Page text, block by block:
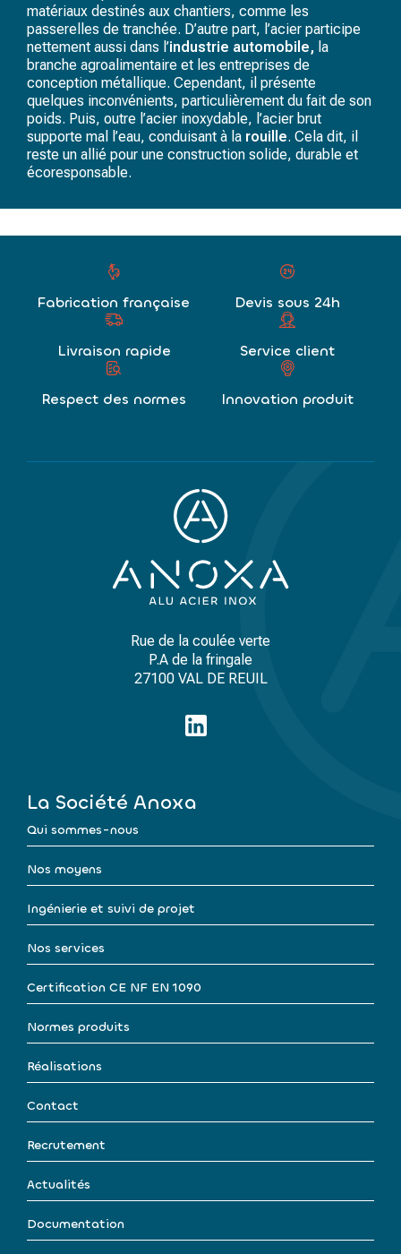
matériaux destinés aux chantiers, comme les
passerelles de tranchée. D’autre part, l’acier participe
nettement aussi dans l’industrie automobile, la
branche agroalimentaire et les entreprises de
conception métallique. Cependant, il présente
quelques inconvénients, particulièrement du fait de son
poids. Puis, outre l’acier inoxydable, l’acier brut
supporte mal l’eau, conduisant à la rouille. Cela dit, il
reste un allié pour une construction solide, durable et
écoresponsable.
Fabrication française Devis sous 24h
Livraison rapide Service client
Respect des normes Innovation produit
Rue de la coulée verte
P.A de la fringale
27100 VAL DE REUIL
La Société Anoxa
Qui sommes-nous
Nos moyens
Ingénierie et suivi de projet
Nos services
Certification CE NF EN 1090
Normes produits
Réalisations
Contact
Recrutement
Actualités
Documentation